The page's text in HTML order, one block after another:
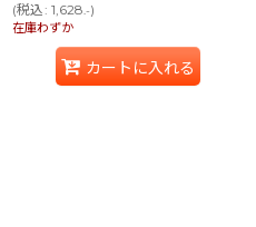
(税込: 1,628.-)
在庫わずか
カートに入れる